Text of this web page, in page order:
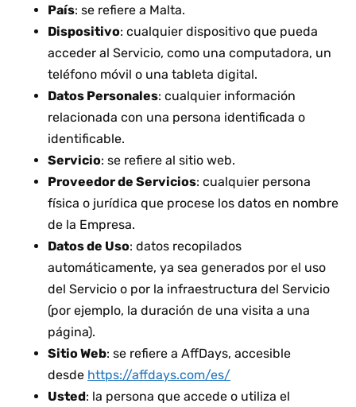
País: se refiere a Malta.
Dispositivo: cualquier dispositivo que pueda
acceder al Servicio, como una computadora, un
teléfono móvil o una tableta digital.
Datos Personales: cualquier información
relacionada con una persona identificada o
identificable.
Servicio: se refiere al sitio web.
Proveedor de Servicios: cualquier persona
física o jurídica que procese los datos en nombre
de la Empresa.
Datos de Uso: datos recopilados
automáticamente, ya sea generados por el uso
del Servicio o por la infraestructura del Servicio
(por ejemplo, la duración de una visita a una
página).
Sitio Web: se refiere a AffDays, accesible
desde https://affdays.com/es/
Usted: la persona que accede o utiliza el